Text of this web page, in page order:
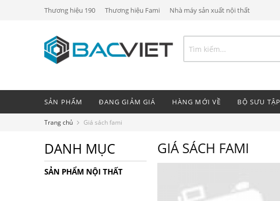
Thương hiệu 190 Thương hiệu Fami Nhà máy sản xuất nội thất
SẢN PHẨM ĐANG GIẢM GIÁ HÀNG MỚI VỀ BỘ SƯU TẬP
Trang chủ Giá sách fami
GIÁ SÁCH FAMI
DANH MỤC
SẢN PHẨM NỘI THẤT